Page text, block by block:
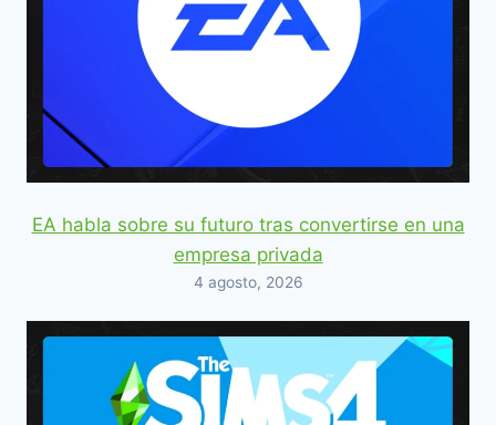
EA habla sobre su futuro tras convertirse en una
empresa privada
4 agosto, 2026